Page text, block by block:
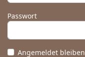
Passwort
Angemeldet bleiben